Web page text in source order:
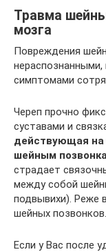
Травма
мозга
Повреждения
симптомами
Череп прочно
суставами и
действующая на
шейным
страдает
между собой
подвывихи). Реже
шейных позвонков.
Если у Вас после